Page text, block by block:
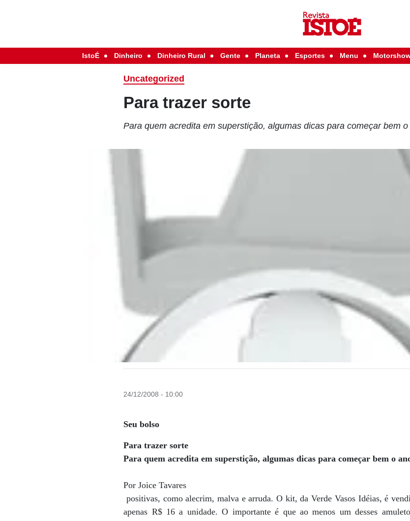
IstoÉ Dinheiro Dinheiro Rural Gente Planeta Esportes Menu
Uncategorized
Para trazer sorte
Para quem acredita em superstição, algumas dicas para começar bem
24/12/2008 - 10:00
Seu bolso
Para trazer sorte
Para quem acredita em superstição, algumas dicas para começar bem o
Por Joice Tavares
positivas, como alecrim, malva e arruda. O kit, da Verde Vasos Idéias, é
apenas R$ 16 a unidade. O importante é que ao menos um desses